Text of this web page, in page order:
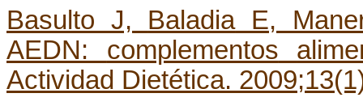
Basulto J, BaladiaE,
AEDN: complementos
Actividad Dietética.